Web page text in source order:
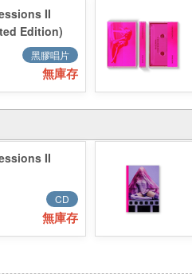
II
Edition)
Pink Vinyl
版)
黑膠唱片
無庫存
II
CD
無庫存